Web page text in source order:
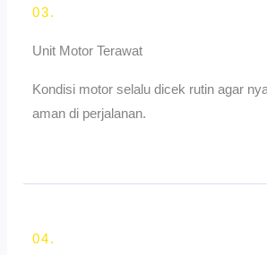
03.
Unit Motor Terawat
Kondisi motor selalu dicek rutin agar
aman di perjalanan.
04.